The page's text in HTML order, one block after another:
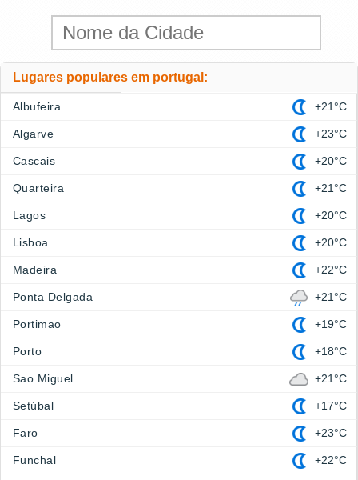
Lugares populares em portugal:
Albufeira +21°C
Algarve +23°C
Cascais +20°C
Quarteira +21°C
Lagos +20°C
Lisboa +20°C
Madeira +22°C
Ponta Delgada +21°C
Portimao +19°C
Porto +18°C
Sao Miguel +21°C
Setúbal +17°C
Faro +23°C
Funchal +22°C